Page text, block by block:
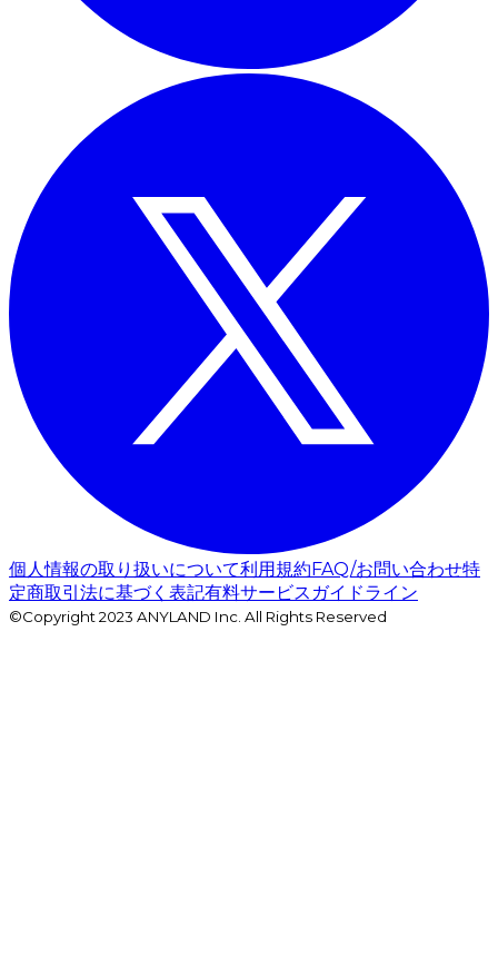
個人情報の取り扱いについて利用規約FAQ/お問い合わせ特
定商取引法に基づく表記有料サービスガイドライン
©Copyright 2023 ANYLAND Inc. All Rights Reserved